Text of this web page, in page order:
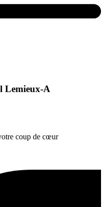
Lemieux-A
coup de cœur